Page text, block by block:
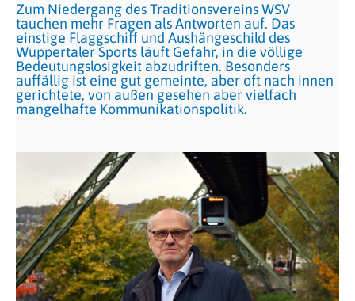
Zum Niedergang des Traditionsvereins WSV
tauchen mehr Fragen als Antworten auf. Das
einstige Flaggschiff und Aushängeschild des
Wuppertaler Sports läuft Gefahr, in die völlige
Bedeutungslosigkeit abzudriften. Besonders
auffällig ist eine gut gemeinte, aber oft nach innen
gerichtete, von außen gesehen aber vielfach
mangelhafte Kommunikationspolitik.